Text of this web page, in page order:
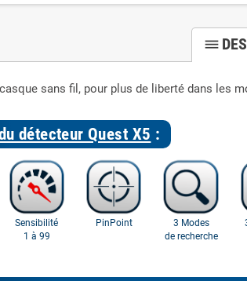
dehaze
sans fil, pour plus de liberté dans les
détecteur Quest X5 :
Sensibilité
1 à 99
PinPoint
3 Modes
de recherche